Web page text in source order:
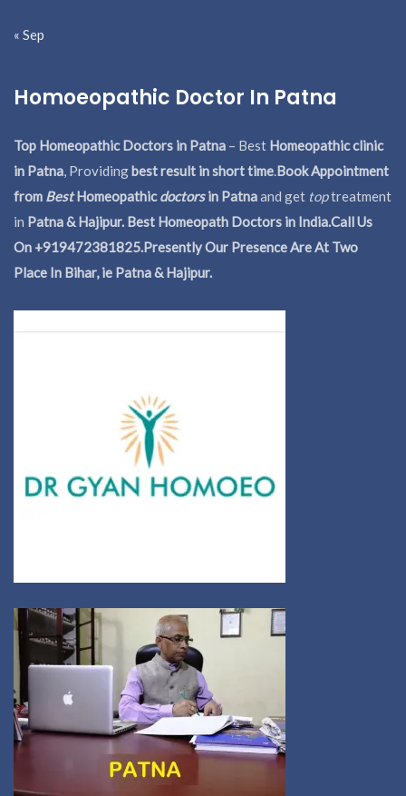
« Sep
Homoeopathic Doctor In Patna
Top Homeopathic Doctors in Patna – Best Homeopathic clinic
in Patna, Providingbest result in short time.Book Appointment
from BestHomeopathicdoctorsin Patnaand get toptreatment
in Patna & Hajipur. Best Homeopath Doctors in India.Call Us
On +919472381825.Presently Our Presence Are At Two
Place In Bihar, ie Patna & Hajipur.